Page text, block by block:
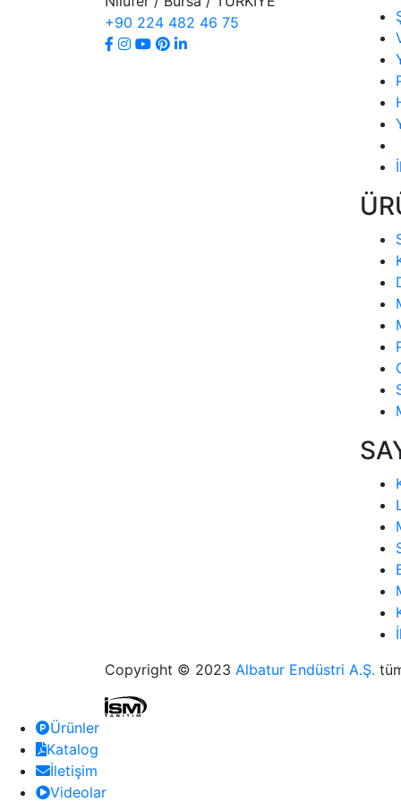
+90 224 482 46 75
Copyright © 2023 Albatur Endüstri A.Ş.
Ürünler
Katalog
İletişim
Videolar